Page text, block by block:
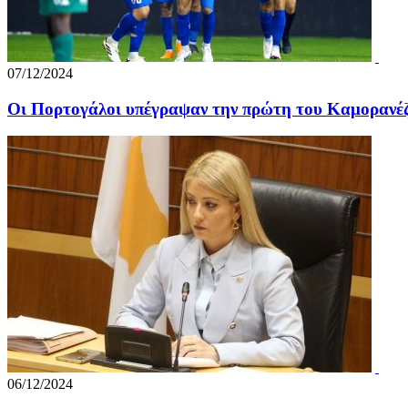
07/12/2024
Οι Πορτογάλοι υπέγραψαν την πρώτη του
06/12/2024